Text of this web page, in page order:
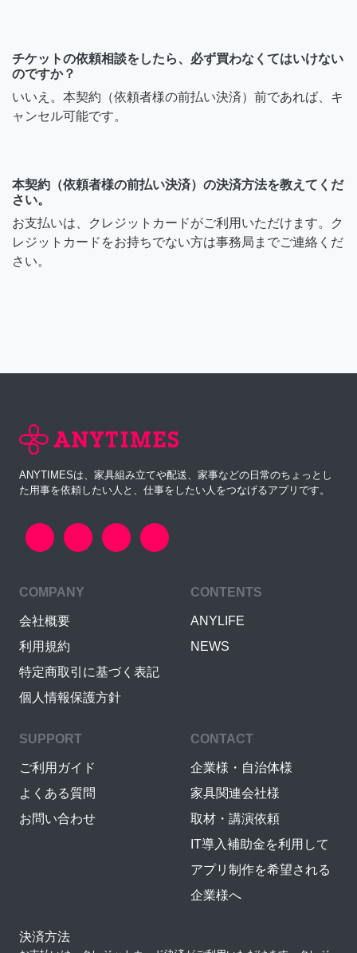
チケットの依頼相談をしたら、必ず買わなくてはいけない
のですか？
いいえ。本契約（依頼者様の前払い決済）前であれば、キ
ャンセル可能です。
本契約（依頼者様の前払い決済）の決済方法を教えてくだ
さい。
お支払いは、クレジットカードがご利用いただけます。ク
レジットカードをお持ちでない方は事務局までご連絡くだ
さい。
ANYTIMESは、家具組み立てや配送、家事などの日常のちょっとし
た用事を依頼したい人と、仕事をしたい人をつなげるアプリです。
COMPANY
会社概要
利用規約
特定商取引に基づく表記
個人情報保護方針
CONTENTS
ANYLIFE
NEWS
SUPPORT
ご利用ガイド
よくある質問
お問い合わせ
CONTACT
企業様・自治体様
家具関連会社様
取材・講演依頼
IT導入補助金を利用して
アプリ制作を希望される
企業様へ
決済方法